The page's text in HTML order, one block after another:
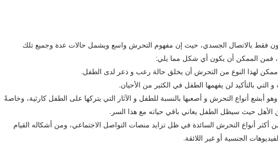
فقط بالاتصال الجسدي، حيث إن مفهوم التحرش واسع ويشمل حالات عدة وجميع تلك
فمن الممكن أن يكون أي شكل مما يلي:
لهذا النوع من التحرش أن يخلق حالة رعب و ذعر لدى الطفل.
التي بالتأكيد لن يفهمها الطفل في الكثير من الأحيان.
أبشع أنواع التحرش و أصعبها بالنسبة للطفل و الآثار التي يتركها على الطفل كارثية، وخاصةً
حيث سيظل الطفل يعاني باقي حياته مع هذا السر.
أكثر أنواع التحرش السائدة في ظل تزايد منصات التواصل الاجتماعي، ومن أشكاله القيام
الجنسية أو غير اللائقة.